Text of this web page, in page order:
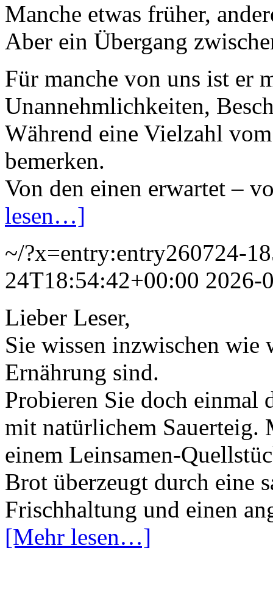
Manche etwas früher,
Aber ein Übergang
Für manche von uns ist er
Unannehmlichkeiten,
Während eine Vielzahl
bemerken.
Von den einen erwartet –
lesen…]
~/?x=entry:entry260724-
24T18:54:42+00:00 2026-
Lieber Leser,
Sie wissen inzwischen wie
Ernährung sind.
Probieren Sie doch einmal
mit natürlichem Sauerteig.
einem Leinsamen-
Brot überzeugt durch eine
Frischhaltung und einen
[Mehr lesen…]